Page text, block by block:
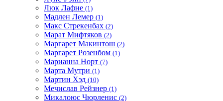
Люк Лафне (1)
Мадлен Лемер (1)
Макс Стрекенбах (2)
Марат Мифтяков (2)
Маргарет Макинтош (2)
Маргарет Розенбом (1)
Марианна Норт (7)
Марта Мутри (1)
Мартин Хэд (10)
Мечислав Рейзнер (1)
Микалоюс Чюрленис (2)